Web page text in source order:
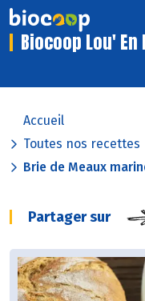
Biocoop Lou' En
Accueil
Toutes nos recettes
Brie de Meaux
Partager sur